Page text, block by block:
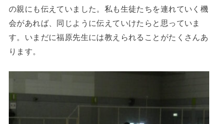
の親にも伝えていました。私も生徒たちを連れていく機
会があれば、同じように伝えていけたらと思っていま
す。いまだに福原先生には教えられることがたくさんあ
ります。